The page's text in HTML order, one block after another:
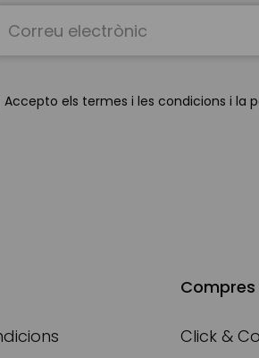
Up
Accepto els termes i les condicions i la
Compres
Click &